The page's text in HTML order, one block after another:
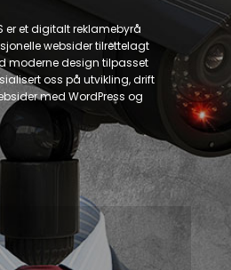
er et digitalt reklamebyrå
websider tilrettelagt
moderne design tilpasset
oss på utvikling, drift
med WordPress og